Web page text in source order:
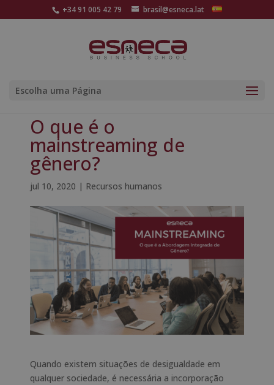
+34 91 005 42 79 brasil@esneca.lat
Escolha uma Página
O que é o
mainstreaming de
gênero?
jul 10, 2020 | Recursos humanos
Quando existem situações de desigualdade em
qualquer sociedade, é necessária a incorporação